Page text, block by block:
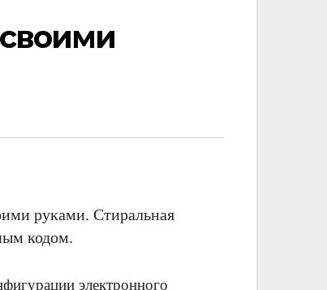
руками. Стиральная
кодом.
электронного